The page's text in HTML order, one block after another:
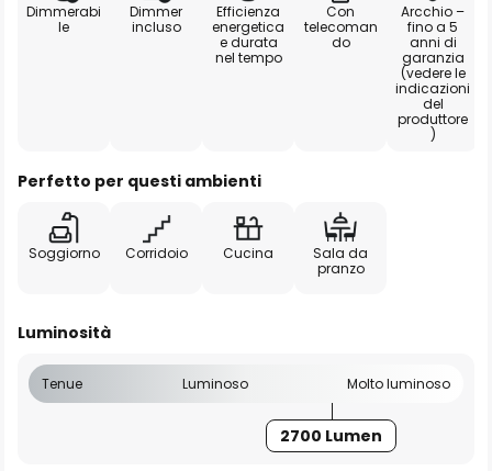
Dimmerabi
le
Dimmer
incluso
Efficienza
energetica
e durata
nel tempo
Con
telecoman
do
Arcchio –
fino a 5
anni di
garanzia
(vedere le
indicazioni
del
produttore
)
Perfetto per questi ambienti
Soggiorno Corridoio Cucina
Sala da
pranzo
Luminosità
Tenue Luminoso Molto luminoso
2700 Lumen